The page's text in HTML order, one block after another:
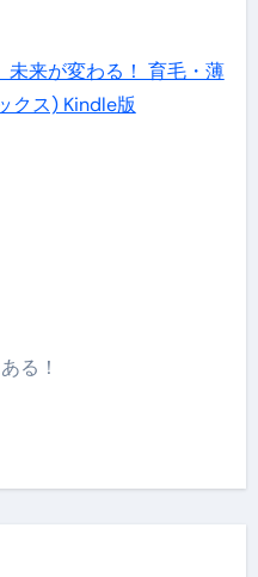
未来が変わる！ 育毛・薄
クス) Kindle版
る！